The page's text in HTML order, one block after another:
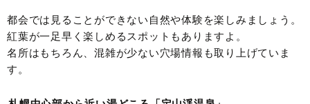
都会では見ることができない自然や体験を楽しみましょう。
紅葉が一足早く楽しめるスポットもありますよ。
名所はもちろん、混雑が少ない穴場情報も取り上げていま
す。